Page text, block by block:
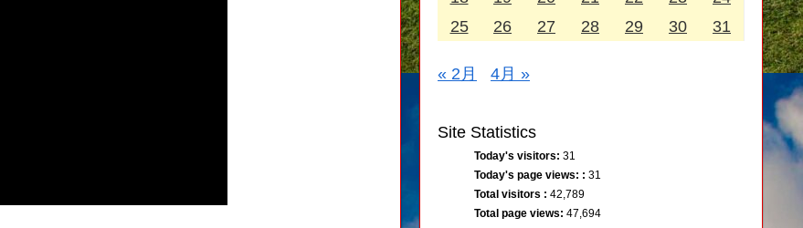
25
26 27 28 29 30 31
« 2月 4月 »
Site Statistics
Today's visitors: 31
Today's page views: : 31
Total visitors : 42,789
Total page views: 47,694